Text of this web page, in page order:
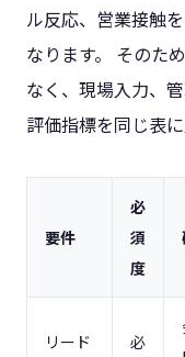
ル反応、営業接触
なります。 そのた
なく、現場入力、
評価指標を同じ表
要件
必
須
度
リード 必